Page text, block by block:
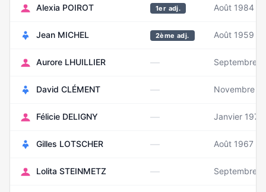
Alexia POIROT 1er adj. Août 1984
Jean MICHEL 2ème adj. Août 1959
Aurore LHUILLIER — Septembre
David CLÉMENT — Novembre
Félicie DELIGNY — Janvier 1974
Gilles LOTSCHER — Août 1967
Lolita STEINMETZ — Septembre